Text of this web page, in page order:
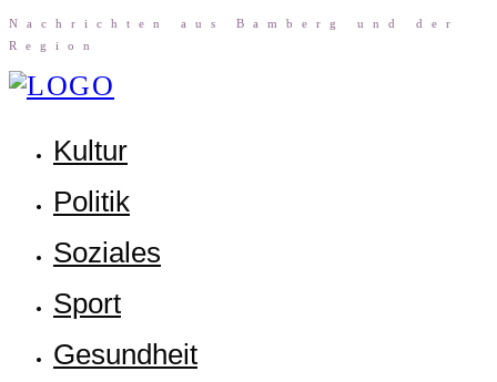
Nach­rich­ten aus Bam­berg und der
Region
Kul­tur
Poli­tik
Sozia­les
Sport
Gesund­heit